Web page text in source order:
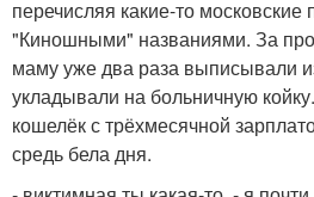
перечисляя какие-то
"Киношными" названиями. За
маму уже два раза выписывали
укладывали на больничную
кошелёк с трёхмесячной
средь бела дня.